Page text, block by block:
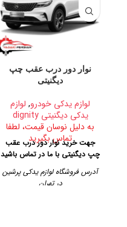
نوار دور درب عقب چپ
دیگنیتی
لوازم یدکی خودرو, لوازم
یدکی دیگنیتی dignity
به دلیل نوسان قیمت، لطفا
تماس بگیرید
جهت خرید نوار دور درب عقب
چپ دیگنیتی با ما در تماس باشید
آدرس فروشگاه لوازم یدکی پرشین
در تهران